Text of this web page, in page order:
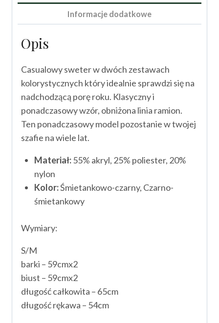
Informacje dodatkowe
Opis
Casualowy sweter w dwóch zestawach
kolorystycznych który idealnie sprawdzi się na
nadchodzącą porę roku. Klasyczny i
ponadczasowy wzór, obniżona linia ramion.
Ten ponadczasowy model pozostanie w twojej
szafie na wiele lat.
Materiał:55% akryl, 25% poliester, 20%
nylon
Kolor:Śmietankowo-czarny, Czarno-
śmietankowy
Wymiary:
S/M
barki – 59cmx2
biust – 59cmx2
długość całkowita – 65cm
długość rękawa – 54cm